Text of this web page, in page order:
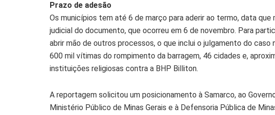
Prazo de adesão
Os municípios tem até 6 de março para aderir ao termo, data que
judicial do documento, que ocorreu em 6 de novembro. Para
abrir mão de outros processos, o que inclui o julgamento do
600 mil vítimas do rompimento da barragem, 46 cidades e,
instituições religiosas contra a BHP Billiton.
A reportagem solicitou um posicionamento à Samarco, ao
Ministério Público de Minas Gerais e à Defensoria Pública de